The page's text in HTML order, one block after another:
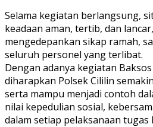
Selama kegiatan berlangsung,
keadaan aman, tertib, dan
mengedepankan sikap ramah,
seluruh personel yang terlibat.
Dengan adanya kegiatan
diharapkan Polsek Cililin
serta mampu menjadi contoh
nilai kepedulian sosial,
dalam setiap pelaksanaan tugas